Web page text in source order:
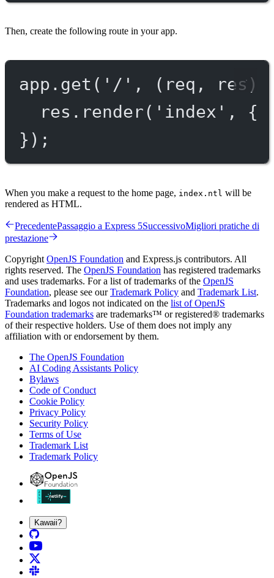
Then, create the following route in your app.
app. get ( '/' , ( req , res)
res. render( 'index' , {
});
When you make a request to the home page, index.ntl will be
rendered as HTML.
PrecedentePassaggio a Express 5SuccessivoMigliori pratiche di
prestazione
Copyright OpenJS Foundation and Express.js contributors. All
rights reserved. The OpenJS Foundation has registered trademarks
and uses trademarks. For a list of trademarks of the OpenJS
Foundation, please see ourTrademark Policy and Trademark List.
Trademarks and logos not indicated on the list of OpenJS
Foundation trademarks are trademarks™ or registered® trademarks
of their respective holders. Use of them does not imply any
affiliation with or endorsement by them.
The OpenJS Foundation
AI Coding Assistants Policy
Bylaws
Code of Conduct
Cookie Policy
Privacy Policy
Security Policy
Terms of Use
Trademark List
Trademark Policy
Kawaii?